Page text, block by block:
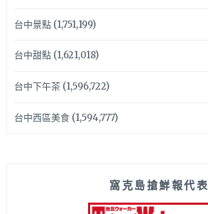
台中景點(1,751,199)
台中甜點(1,621,018)
台中下午茶(1,596,722)
台中西區美食(1,594,777)
窩克島搶鮮報代表